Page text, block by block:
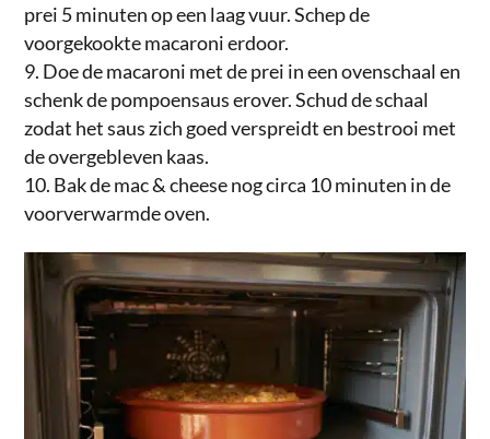
prei 5 minuten op een laag vuur. Schep de
voorgekookte macaroni erdoor.
Doe de macaroni met de prei in een ovenschaal en
schenk de pompoensaus erover. Schud de schaal
zodat het saus zich goed verspreidt en bestrooi met
de overgebleven kaas.
Bak de mac & cheese nog circa 10 minuten in de
voorverwarmde oven.